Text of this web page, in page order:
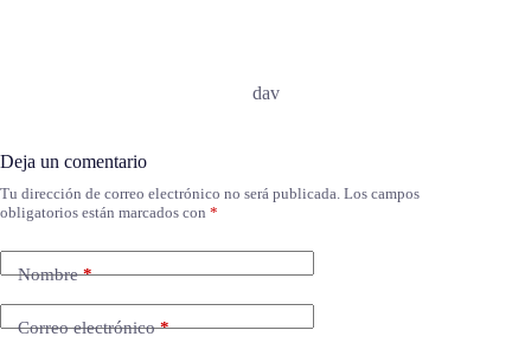
dav
Deja un comentario
Tu dirección de correo electrónico no será publicada. Los campos
obligatorios están marcados con *
Nombre*
Correo electrónico*